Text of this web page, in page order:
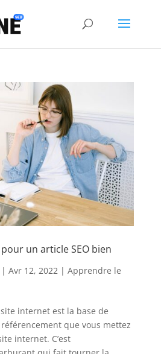
un article SEO bien
Avr 12, 2022| Apprendre le
internet est la base de
que vous mettez
internet. C’est